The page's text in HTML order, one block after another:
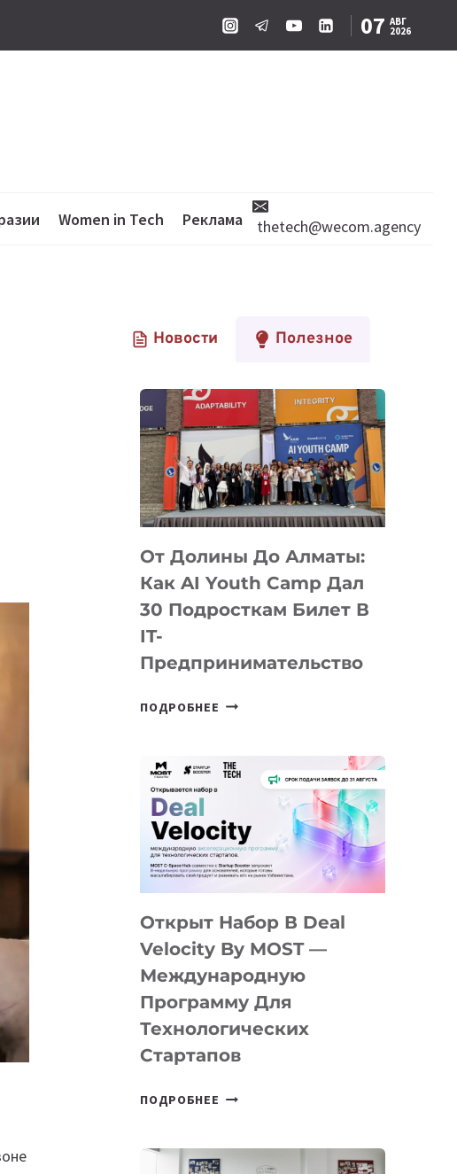
07 АВГ
2026
Women in Tech Реклама thetech@wecom.agency
Новости Полезное
От Долины До Алматы:
Как AI Youth Camp Дал
30 Подросткам Билет В
IT-
Предпринимательство
ПОДРОБНЕЕ ОТ
АЛМАТЫ:
YOUTH
CAMP
ДАЛ
ПОДРОСТКАМ
БИЛЕТ
IT-
ПРЕДПРИНИМАТЕЛЬСТВО
Открыт Набор В Deal
Velocity By MOST —
Международную
Программу Для
Технологических
Стартапов
ПОДРОБНЕЕ ОТКРЫТ
DEAL